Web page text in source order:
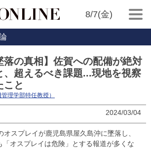
8/7(金)
落の真相】佐賀への配備が絶対
、超えるべき課題...現地を視察
こと
管理学部特任教授）
2024/03/04
オスプレイが鹿児島県屋久島沖に墜落し、
「オスプレイは危険」とする報道が多くな